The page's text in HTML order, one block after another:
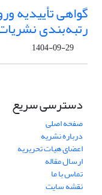
گواهی تأییدیه
رتبه‌بندی
1404-09-29
دسترسی سریع
صفحه اصلی
درباره نشریه
اعضای هیات تحریریه
ارسال مقاله
تماس با ما
نقشه سایت